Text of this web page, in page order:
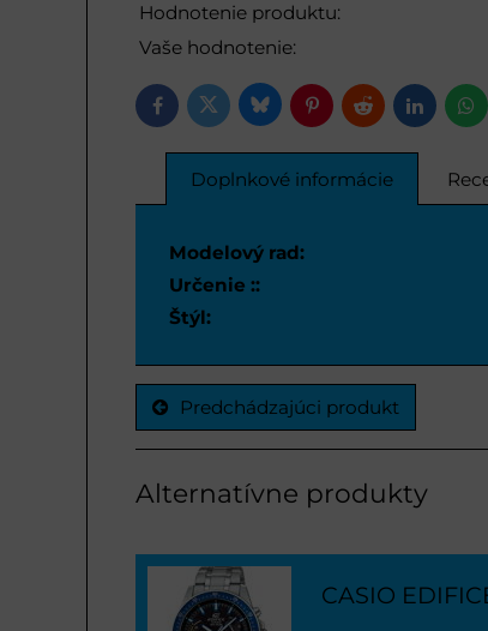
Hodnotenie produktu:
Vaše hodnotenie:
FacebookTwitterBlueskyPinterestRedditLinkedIn
Doplnkové informácie
Modelový rad:
Určenie ::
Štýl:
Predchádzajúci produkt
Alternatívne produkty
CASIO